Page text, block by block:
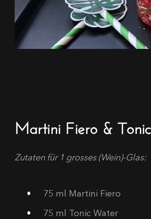
Martini Fiero & Tonic
Zutaten für 1 grosses (Wein)-Glas:
75 ml Martini Fiero
75 ml Tonic Water